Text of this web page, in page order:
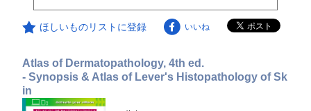
ほしいものリストに登録 いいね
Atlas of Dermatopathology, 4th ed.
- Synopsis & Atlas of Lever's Histopathology of Sk
in